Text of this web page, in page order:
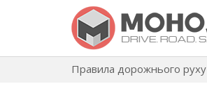
Правила дорожнього руху